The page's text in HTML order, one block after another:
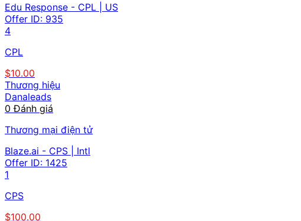
Edu Response - CPL | US
Offer ID: 935
4
CPL
$10.00
Thương hiệu
Danaleads
0 Đánh giá
Thương mại điện tử
Blaze.ai - CPS | Intl
Offer ID: 1425
1
CPS
$100.00